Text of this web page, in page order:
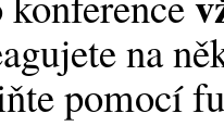
na
pomocí